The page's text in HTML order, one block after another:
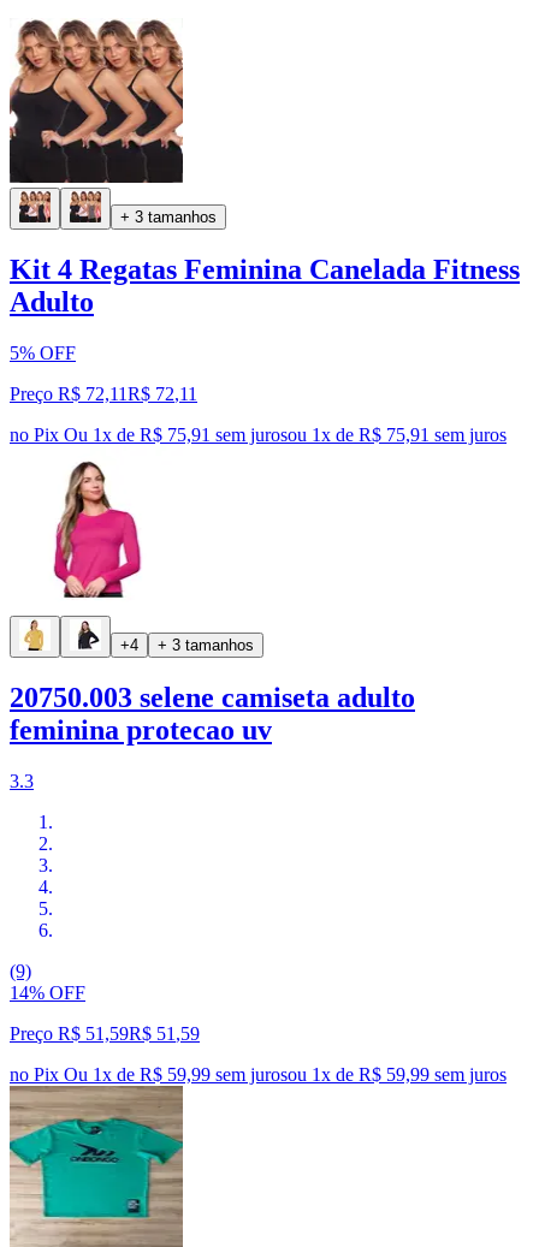
+ 3 tamanhos
Kit 4 Regatas Feminina Canelada Fitness
Adulto
5% OFF
Preço R$ 72,11R$ 72,11
no Pix Ou 1x de R$ 75,91 sem jurosou 1x de R$ 75,91 sem juros
+4 + 3 tamanhos
20750.003 selene camiseta adulto
feminina protecao uv
3.3
(9)
14% OFF
Preço R$ 51,59R$ 51 ,59
no Pix Ou 1x de R$ 59,99 sem jurosou 1x de R$ 59,99 sem juros